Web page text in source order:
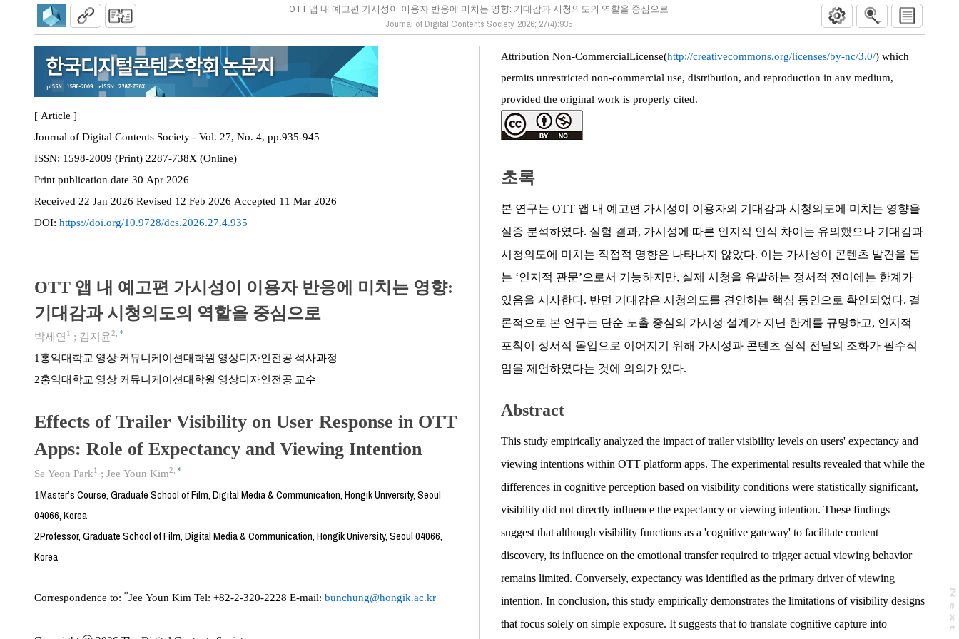
OTT 앱 내 예고편 가시성이 이용자 반응에 미치는 영향: 기대감과 시청의도의 역할을 중심으로
Journal of Digital Contents Society. 2026; 27(4):935
N
e
x
t
a
g
[ Article ]
Journal of Digital Contents Society - Vol. 27, No. 4, pp.935-945
ISSN:
1598-2009 (Print) 2287-738X (Online)
Print publication date 30 Apr 2026
Received 22 Jan 2026 Revised 12 Feb 2026 Accepted 11 Mar 2026
DOI: https://doi.org/10.9728/dcs.2026.27.4.935
OTT 앱 내 예고편 가시성이 이용자 반응에 미치는 영향:
기대감과 시청의도의 역할을 중심으로
박세연 1 ; 김지윤2 *
1 홍익대학교 영상·커뮤니케이션대학원 영상디자인전공 석사과정
2홍익대학교 영상·커뮤니케이션대학원 영상디자인전공 교수
Effects of Trailer Visibility on User Response in OTT
Apps: Role of Expectancy and Viewing Intention
Se Yeon Park1 ; Jee Youn Kim2 *
1Master’s Course, Graduate School of Film, Digital Media & Communication, Hongik University, Seoul
04066, Korea
2Professor, Graduate School of Film, Digital Media & Communication, Hongik University, Seoul 04066,
Korea
Correspondence to: *Jee Youn Kim Tel: +82-2-320-2228 E-mail: bunchung@hongik.ac.kr
Attribution Non-CommercialLicense(http://creativecommons.org/licenses/by-nc/3.0/) which
permits unrestricted non-commercial use, distribution, and reproduction in any medium,
provided the original work is properly cited.
초록
본 연구는 OTT 앱 내 예고편 가시성이 이용자의 기대감과 시청의도에 미치는 영향을
실증 분석하였다. 실험 결과, 가시성에 따른 인지적 인식 차이는 유의했으나 기대감과
시청의도에 미치는 직접적 영향은 나타나지 않았다. 이는 가시성이 콘텐츠 발견을 돕
는 ‘인지적 관문’으로서 기능하지만, 실제 시청을 유발하는 정서적 전이에는 한계가
있음을 시사한다. 반면 기대감은 시청의도를 견인하는 핵심 동인으로 확인되었다. 결
론적으로 본 연구는 단순 노출 중심의 가시성 설계가 지닌 한계를 규명하고, 인지적
포착이 정서적 몰입으로 이어지기 위해 가시성과 콘텐츠 질적 전달의 조화가 필수적
임을 제언하였다는 것에 의의가 있다.
Abstract
This study empirically analyzed the impact of trailer visibility levels on users' expectancy and
viewing intentions within OTT platform apps. The experimental results revealed that while the
differences in cognitive perception based on visibility conditions were statistically significant,
visibility did not directly influence the expectancy or viewing intention. These findings
suggest that although visibility functions as a 'cognitive gateway' to facilitate content
discovery, its influence on the emotional transfer required to trigger actual viewing behavior
remains limited. Conversely, expectancy was identified as the primary driver of viewing
intention. In conclusion, this study empirically demonstrates the limitations of visibility designs
that focus solely on simple exposure. It suggests that to translate cognitive capture into